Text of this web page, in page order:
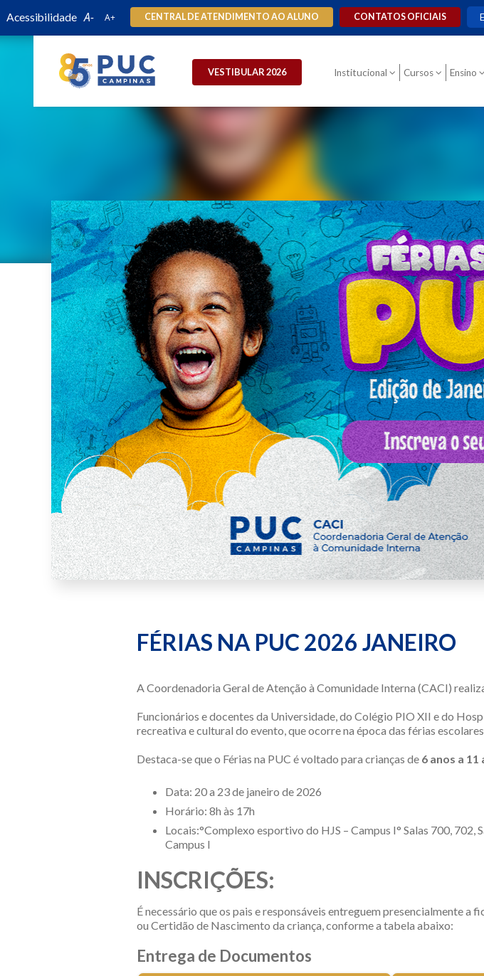
Acessibilidade CENTRAL DE ATENDIMENTO AO ALUNO CONTATOS OFICIAIS
VESTIBULAR 2026 Institucional Cursos Ensino
FÉRIAS NA PUC 2026 JANEIRO
A Coordenadoria Geral de Atenção à Comunidade Interna (CACI)
Funcionários e docentes da Universidade, do Colégio PIO XII e do
recreativa e cultural do evento, que ocorre na época das férias escolares.
Destaca-se que o Férias na PUC é voltado para crianças de 6 anos a 11
Data: 20 a 23 de janeiro de 2026
Horário: 8h às 17h
Locais:°Complexo esportivo do HJS – Campus I° Salas 700,
Campus I
INSCRIÇÕES:
É necessário que os pais e responsáveis entreguem presencialmente a
ou Certidão de Nascimento da criança, conforme a tabela abaixo:
Entrega de Documentos